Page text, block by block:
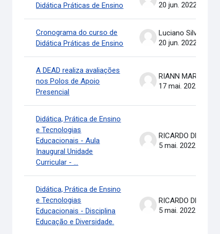
Didática Práticas de Ensino
20 jun. 2022
Cronograma do curso de
Didática Práticas de Ensino
Luciano Silva
20 jun. 2022
A DEAD realiza avaliações
nos Polos de Apoio
Presencial
17 mai. 2022
Didática, Prática de Ensino
e Tecnologias
Educacionais - Aula
Inaugural Unidade
Curricular - ...
5 mai. 2022
Didática, Prática de Ensino
e Tecnologias
Educacionais - Disciplina
Educação e Diversidade.
5 mai. 2022